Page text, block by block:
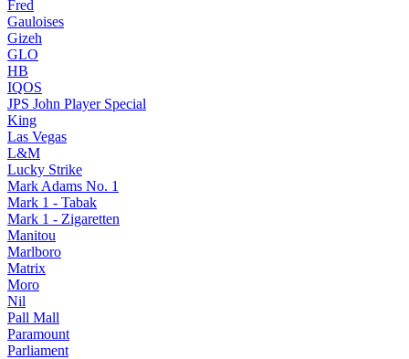
Fred
Gauloises
Gizeh
GLO
HB
IQOS
JPS John Player Special
King
Las Vegas
L&M
Lucky Strike
Mark Adams No. 1
Mark 1 - Tabak
Mark 1 - Zigaretten
Manitou
Marlboro
Matrix
Moro
Nil
Pall Mall
Paramount
Parliament